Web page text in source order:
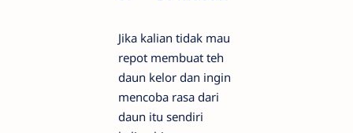
Jika kalian tidak mau
repot membuat teh
daun kelor dan ingin
mencoba rasa dari
daun itu sendiri